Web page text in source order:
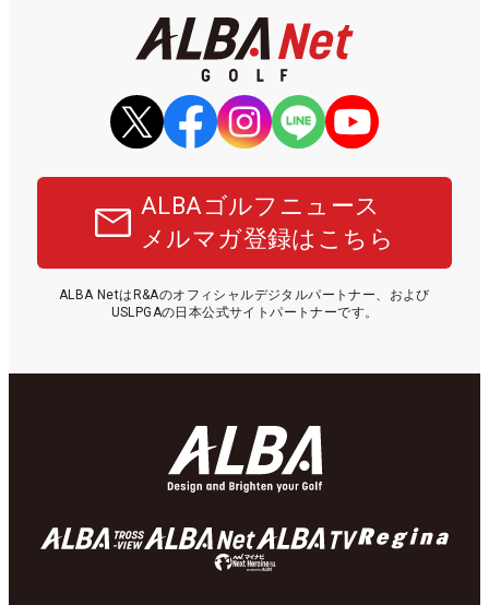
ALBAゴルフニュース
メルマガ登録はこちら
ALBA NetはR&Aのオフィシャルデジタルパートナー、および
USLPGAの日本公式サイトパートナーです。